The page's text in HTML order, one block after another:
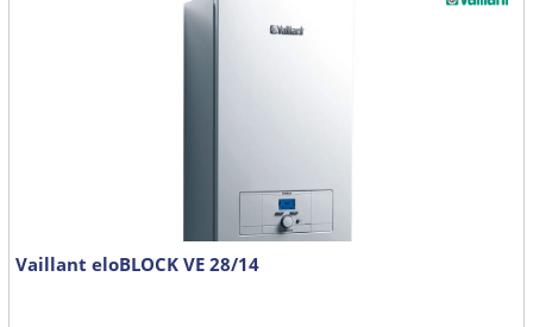
Vaillant eloBLOCK VE 28/14